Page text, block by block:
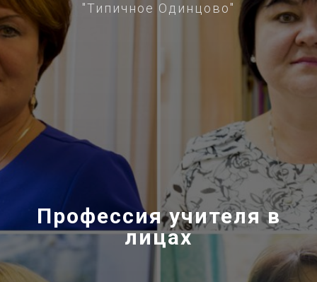
Профессия учителя в
лицах
"Типичное Одинцово"